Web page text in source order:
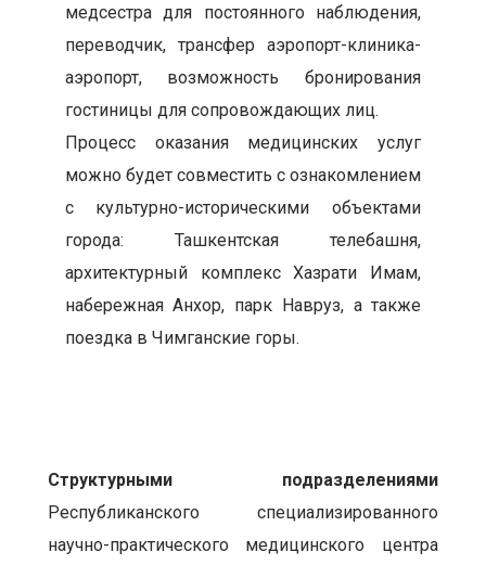
медсестра для постоянного наблюдения,
переводчик, трансфер аэропорт-клиника-
аэропорт, возможность бронирования
гостиницы для сопровождающих лиц.
Процесс оказания медицинских услуг
можно будет совместить с ознакомлением
с культурно-историческими объектами
города: Ташкентская телебашня,
архитектурный комплекс Хазрати Имам,
набережная Анхор, парк Навруз, а также
поездка в Чимганские горы.
Структурными подразделениями
Республиканского специализированного
научно-практического медицинского центра